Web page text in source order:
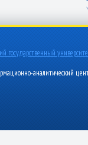
государственный
аналитический